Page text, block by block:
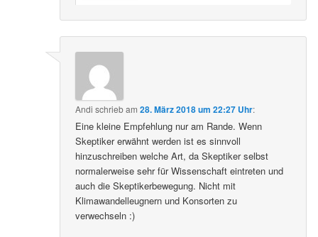
Andi schriebam28. März 2018 um 22:27 Uhr:
Eine kleine Empfehlung nur am Rande. Wenn
Skeptiker erwähnt werden ist es sinnvoll
hinzuschreiben welche Art, da Skeptiker selbst
normalerweise sehr für Wissenschaft eintreten und
auch die Skeptikerbewegung. Nicht mit
Klimawandelleugnern und Konsorten zu
verwechseln :)